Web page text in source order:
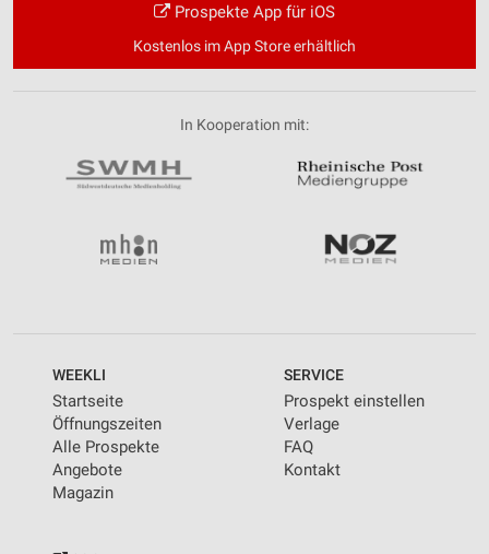
Prospekte App für iOS
Kostenlos im App Store erhältlich
In Kooperation mit:
WEEKLI
Startseite
Öffnungszeiten
Alle Prospekte
Angebote
Magazin
SERVICE
Prospekt einstellen
Verlage
FAQ
Kontakt